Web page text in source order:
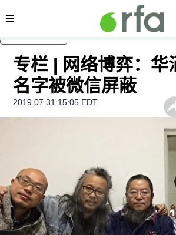
内容分类
专栏 | 网络博弈：华
名字被微信屏蔽
2019.07.31 15:05 EDT